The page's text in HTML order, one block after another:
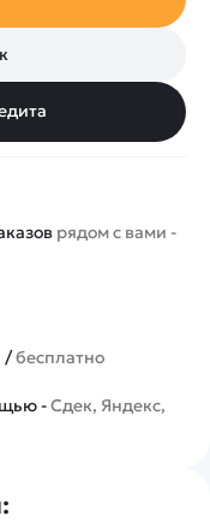
рядом с вами -
/бесплатно
-Сдек, Яндекс,